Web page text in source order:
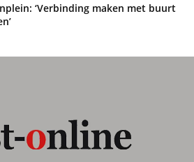
‘Verbinding maken met buurt